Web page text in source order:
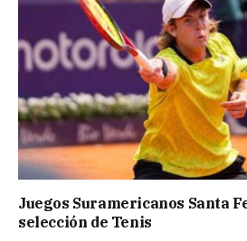
Juegos Suramericanos Santa
selección de Tenis